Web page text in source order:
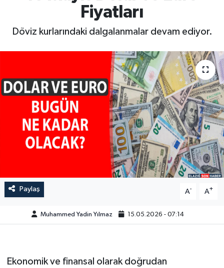
Fiyatları
Döviz kurlarındaki dalgalanmalar devam ediyor.
Paylaş A- A+
Muhammed Yadin Yılmaz 15.05.2026 - 07:14
Ekonomik ve finansal olarak doğrudan
GENEL
GÜNDEM
HABERDE İNSAN
KÜLTÜR-SANAT
Son Dakika Haberleri